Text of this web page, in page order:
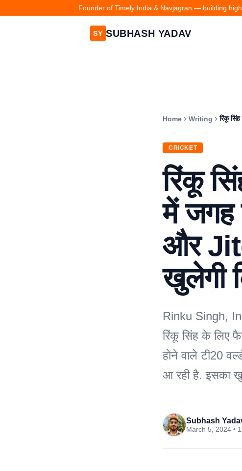
Founder of Timely India & Navjagran — building
SY SUBHASH YADAV
Home Writing रिंकू
CRICKET
रिंकू
में
और
खुलेगी
Rinku Singh,
रिंकू सिंह के लिए
होने वाले टी20
आ रही है. इसका
Subhash
March 5, 2024 •